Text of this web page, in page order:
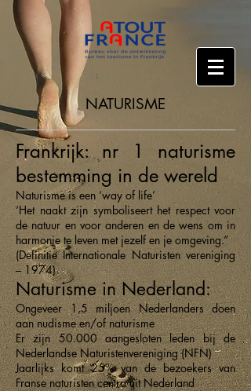
NATURISME
Frankrijk: nr 1 naturisme
bestemming in de wereld
Naturisme is een ‘way of life’
‘Het naakt zijn symboliseert het respect voor
de natuur en voor anderen en de wens om in
harmonie te leven met jezelf en je omgeving.”
(Definitie Internationale Naturisten vereniging
– 1974)
Naturisme in Nederland:
Ongeveer 1,5 miljoen Nederlanders doen
aan nudisme en/of naturisme
Er zijn 50.000 aangesloten leden bij de
Nederlandse Naturistenvereniging (NFN)
Jaarlijks komt 25% van de bezoekers van
Franse naturisten centra uit Nederland